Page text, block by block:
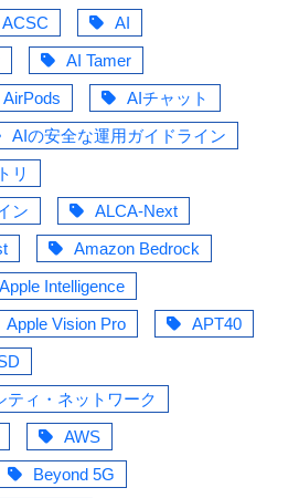
ACSC
AI
AI Tamer
AirPods
AIチャット
AIの安全な運用ガイドライン
リ
ン
ALCA-Next
Amazon Bedrock
Apple Intelligence
Apple Vision Pro
APT40
ティ・ネットワーク
AWS
Beyond 5G